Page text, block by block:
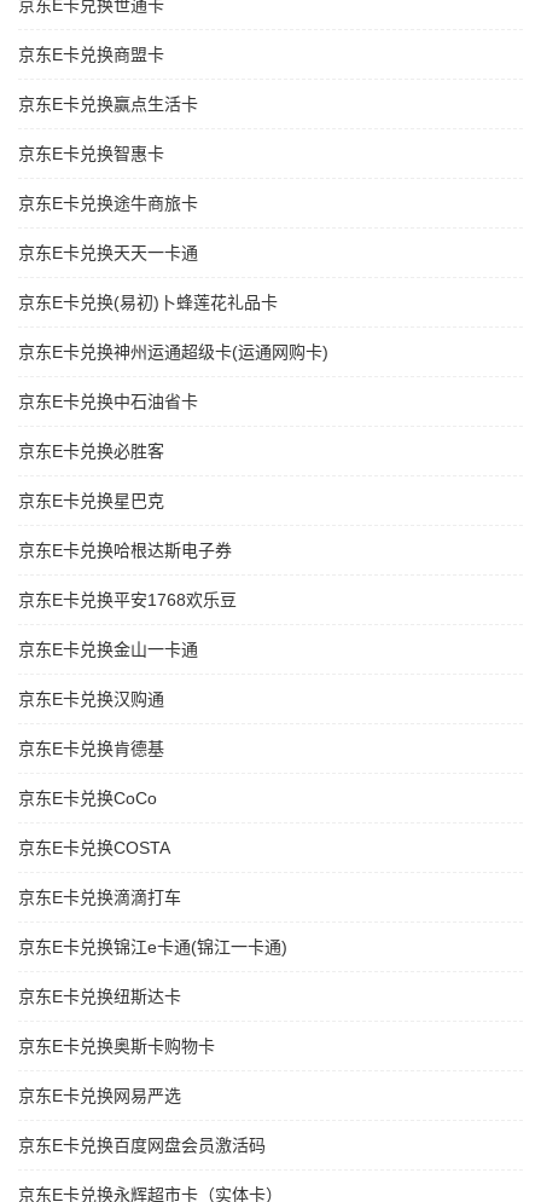
京东E卡兑换世通卡
京东E卡兑换商盟卡
京东E卡兑换赢点生活卡
京东E卡兑换智惠卡
京东E卡兑换途牛商旅卡
京东E卡兑换天天一卡通
京东E卡兑换(易初)卜蜂莲花礼品卡
京东E卡兑换神州运通超级卡(运通网购卡)
京东E卡兑换中石油省卡
京东E卡兑换必胜客
京东E卡兑换星巴克
京东E卡兑换哈根达斯电子券
京东E卡兑换平安1768欢乐豆
京东E卡兑换金山一卡通
京东E卡兑换汉购通
京东E卡兑换肯德基
京东E卡兑换CoCo
京东E卡兑换COSTA
京东E卡兑换滴滴打车
京东E卡兑换锦江e卡通(锦江一卡通)
京东E卡兑换纽斯达卡
京东E卡兑换奥斯卡购物卡
京东E卡兑换网易严选
京东E卡兑换百度网盘会员激活码
京东E卡兑换永辉超市卡（实体卡）